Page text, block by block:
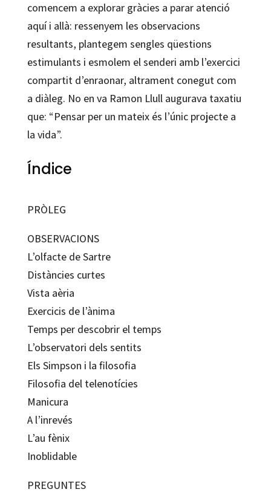
comencem a explorar gràcies a parar atenció
aquí i allà: ressenyem les observacions
resultants, plantegem sengles qüestions
estimulants i esmolem el senderi amb l’exercici
compartit d’enraonar, altrament conegut com
a diàleg. No en va Ramon Llull augurava taxatiu
que: “Pensar per un mateix és l’únic projecte a
la vida”.
Índice
PRÒLEG
OBSERVACIONS
L’olfacte de Sartre
Distàncies curtes
Vista aèria
Exercicis de l’ànima
Temps per descobrir el temps
L’observatori dels sentits
Els Simpson i la filosofia
Filosofia del telenotícies
Manicura
A l’inrevés
L’au fènix
Inoblidable
PREGUNTES